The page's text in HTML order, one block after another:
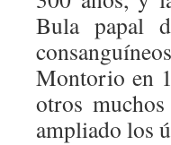
Bula papal
Montorio en
otros
ampliado los